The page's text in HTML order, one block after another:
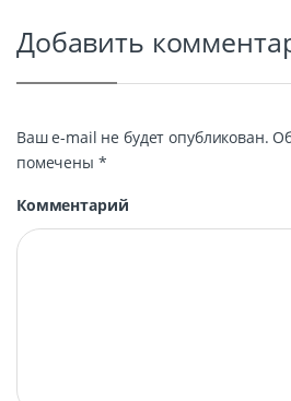
Добавить
Ваш e-mail не будет опубликован.
помечены *
Комментарий